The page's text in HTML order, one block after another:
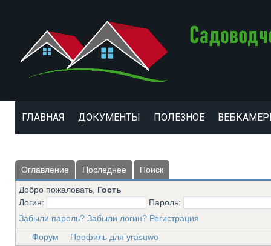
ГЛАВНАЯ ДОКУМЕНТЫ ПОЛЕЗНОЕ
Оглавление Последнее Поиск
Добро пожаловать, Гость
Логин:
Пароль:
Забыли пароль? Забыли логин? Регистрация
Форум
Профиль для yrasuwo